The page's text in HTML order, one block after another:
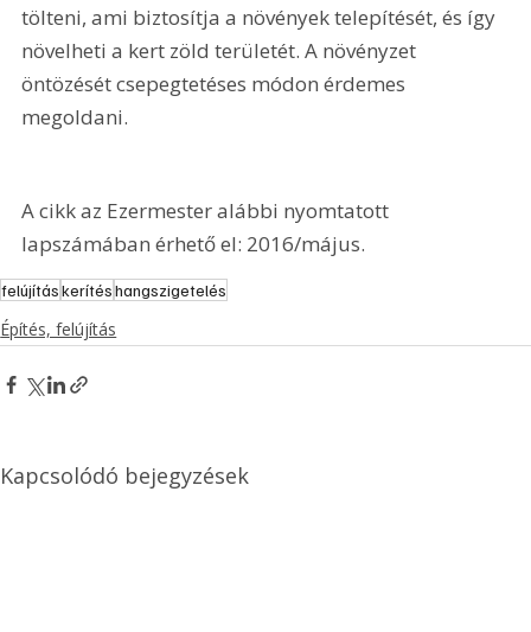
tölteni, ami biztosítja a növények telepítését, és így
növelheti a kert zöld területét. A növényzet
öntözését csepegtetéses módon érdemes
megoldani.
A cikk az Ezermester alábbi nyomtatott
lapszámában érhető el: 2016/május.
felújításkerítéshangszigetelés
Építés, felújítás
Kapcsolódó bejegyzések